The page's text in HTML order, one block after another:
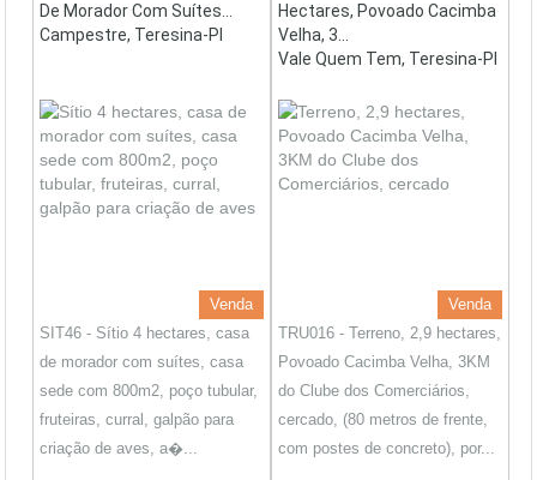
De Morador Com Suítes...
Campestre, Teresina-PI
Venda
SIT46 - Sítio 4 hectares, casa
de morador com suítes, casa
sede com 800m2, poço tubular,
fruteiras, curral, galpão para
criação de aves, a�...
Hectares, Povoado Cacimba
Velha, 3...
Vale Quem Tem, Teresina-PI
Venda
TRU016 - Terreno, 2,9 hectares,
Povoado Cacimba Velha, 3KM
do Clube dos Comerciários,
cercado, (80 metros de frente,
com postes de concreto), por...